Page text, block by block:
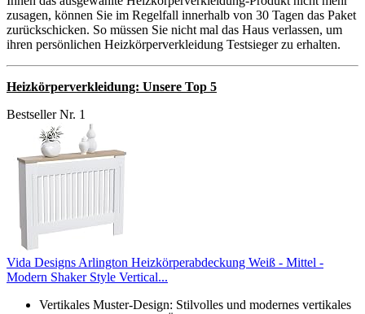
zusagen, können Sie im Regelfall innerhalb von 30 Tagen das Paket
zurückschicken. So müssen Sie nicht mal das Haus verlassen, um
ihren persönlichen Heizkörperverkleidung Testsieger zu erhalten.
Heizkörperverkleidung: Unsere Top 5
Bestseller Nr. 1
Vida Designs Arlington Heizkörperabdeckung Weiß - Mittel -
Modern Shaker Style Vertical...
Vertikales Muster-Design: Stilvolles und modernes vertikales